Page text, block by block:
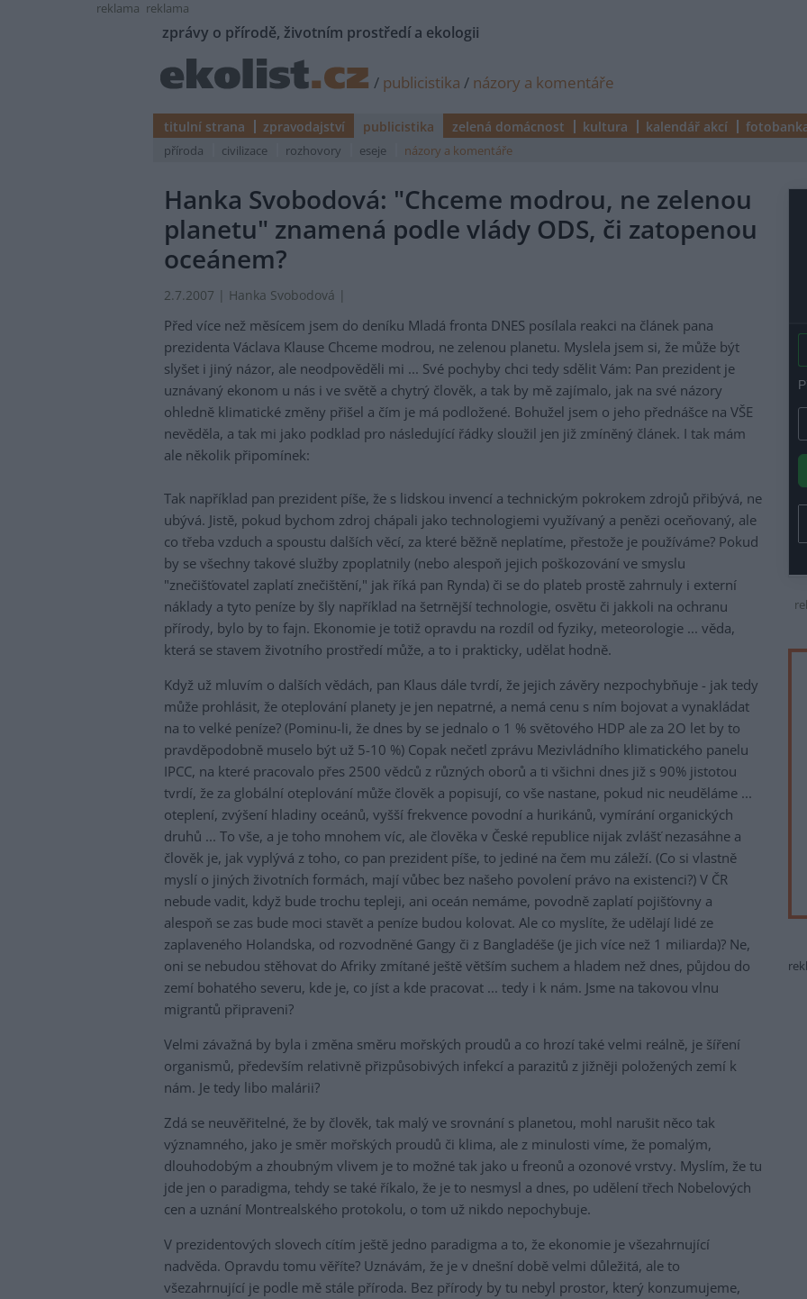
reklama reklama
zprávy o přírodě, životním prostředí a ekologii
/ publicistika / názory a komentáře
titulní strana zpravodajství publicistika zelená domácnost kultura kalendář akcí
příroda civilizace rozhovory eseje názory a komentáře
Hanka Svobodová: "Chceme modrou, ne zelenou
planetu" znamená podle vlády ODS, či zatopenou
oceánem?
2.7.2007 | Hanka Svobodová |
Před více než měsícem jsem do deníku Mladá fronta DNES posílala reakci na článek pana
prezidenta Václava Klause Chceme modrou, ne zelenou planetu. Myslela jsem si, že může být
slyšet i jiný názor, ale neodpověděli mi ... Své pochyby chci tedy sdělit Vám: Pan prezident je
uznávaný ekonom u nás i ve světě a chytrý člověk, a tak by mě zajímalo, jak na své názory
ohledně klimatické změny přišel a čím je má podložené. Bohužel jsem o jeho přednášce na VŠE
nevěděla, a tak mi jako podklad pro následující řádky sloužil jen již zmíněný článek. I tak mám
ale několik připomínek:
Tak například pan prezident píše, že s lidskou invencí a technickým pokrokem zdrojů přibývá, ne
ubývá. Jistě, pokud bychom zdroj chápali jako technologiemi využívaný a penězi oceňovaný, ale
co třeba vzduch a spoustu dalších věcí, za které běžně neplatíme, přestože je používáme? Pokud
by se všechny takové služby zpoplatnily (nebo alespoň jejich poškozování ve smyslu
"znečišťovatel zaplatí znečištění," jak říká pan Rynda) či se do plateb prostě zahrnuly i externí
náklady a tyto peníze by šly například na šetrnější technologie, osvětu či jakkoli na ochranu
přírody, bylo by to fajn. Ekonomie je totiž opravdu na rozdíl od fyziky, meteorologie ... věda,
která se stavem životního prostředí může, a to i prakticky, udělat hodně.
Když už mluvím o dalších vědách, pan Klaus dále tvrdí, že jejich závěry nezpochybňuje - jak tedy
může prohlásit, že oteplování planety je jen nepatrné, a nemá cenu s ním bojovat a vynakládat
na to velké peníze? (Pominu-li, že dnes by se jednalo o 1 % světového HDP ale za 2O let by to
pravděpodobně muselo být už 5-10 %) Copak nečetl zprávu Mezivládního klimatického panelu
IPCC, na které pracovalo přes 2500 vědců z různých oborů a ti všichni dnes již s 90% jistotou
tvrdí, že za globální oteplování může člověk a popisují, co vše nastane, pokud nic neuděláme ...
oteplení, zvýšení hladiny oceánů, vyšší frekvence povodní a hurikánů, vymírání organických
druhů ... To vše, a je toho mnohem víc, ale člověka v České republice nijak zvlášť nezasáhne a
člověk je, jak vyplývá z toho, co pan prezident píše, to jediné na čem mu záleží. (Co si vlastně
myslí o jiných životních formách, mají vůbec bez našeho povolení právo na existenci?) V ČR
nebude vadit, když bude trochu tepleji, ani oceán nemáme, povodně zaplatí pojišťovny a
alespoň se zas bude moci stavět a peníze budou kolovat. Ale co myslíte, že udělají lidé ze
zaplaveného Holandska, od rozvodněné Gangy či z Bangladéše (je jich více než 1 miliarda)? Ne,
oni se nebudou stěhovat do Afriky zmítané ještě větším suchem a hladem než dnes, půjdou do
zemí bohatého severu, kde je, co jíst a kde pracovat ... tedy i k nám. Jsme na takovou vlnu
migrantů připraveni?
Velmi závažná by byla i změna směru mořských proudů a co hrozí také velmi reálně, je šíření
organismů, především relativně přizpůsobivých infekcí a parazitů z jižněji položených zemí k
nám. Je tedy libo malárii?
Zdá se neuvěřitelné, že by člověk, tak malý ve srovnání s planetou, mohl narušit něco tak
významného, jako je směr mořských proudů či klima, ale z minulosti víme, že pomalým,
dlouhodobým a zhoubným vlivem je to možné tak jako u freonů a ozonové vrstvy. Myslím, že tu
jde jen o paradigma, tehdy se také říkalo, že je to nesmysl a dnes, po udělení třech Nobelových
cen a uznání Montrealského protokolu, o tom už nikdo nepochybuje.
V prezidentových slovech cítím ještě jedno paradigma a to, že ekonomie je všezahrnující
nadvěda. Opravdu tomu věříte? Uznávám, že je v dnešní době velmi důležitá, ale to
všezahrnující je podle mě stále příroda. Bez přírody by tu nebyl prostor, který konzumujeme,